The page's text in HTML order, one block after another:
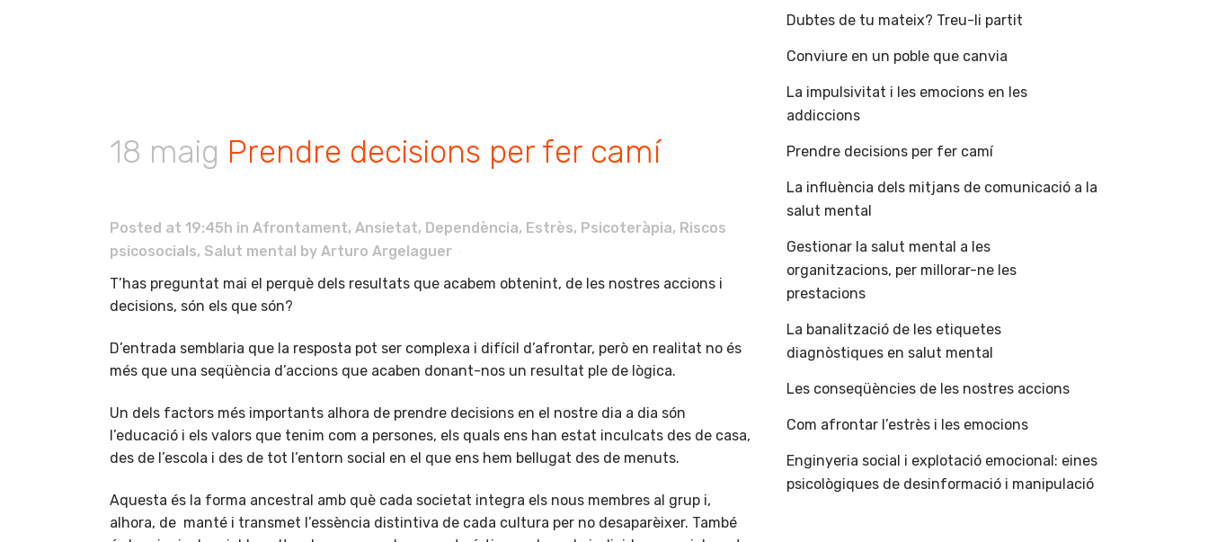
18 maig Prendre decisions per fer camí
Posted at 19:45h in Afrontament, Ansietat, Dependència, Estrès, Psicoteràpia, Riscos
psicosocials, Salut mental by Arturo Argelaguer
T’has preguntat mai el perquè dels resultats que acabem obtenint, de les nostres accions i
decisions, són els que són?
D’entrada semblaria que la resposta pot ser complexa i difícil d’afrontar, però en realitat no és
més que una seqüència d’accions que acaben donant-nos un resultat ple de lògica.
Un dels factors més importants alhora de prendre decisions en el nostre dia a dia són
l’educació i els valors que tenim com a persones, els quals ens han estat inculcats des de casa,
des de l’escola i des de tot l’entorn social en el que ens hem bellugat des de menuts.
Aquesta és la forma ancestral amb què cada societat integra els nous membres al grup i,
alhora, de manté i transmet l’essència distintiva de cada cultura per no desaparèixer. També
Dubtes de tu mateix? Treu-li partit
Conviure en un poble que canvia
La impulsivitat i les emocions en les
addiccions
Prendre decisions per fer camí
La influència dels mitjans de comunicació a la
salut mental
Gestionar la salut mental a les
organitzacions, per millorar-ne les
prestacions
La banalització de les etiquetes
diagnòstiques en salut mental
Les conseqüències de les nostres accions
Com afrontar l’estrès i les emocions
Enginyeria social i explotació emocional: eines
psicològiques de desinformació i manipulació